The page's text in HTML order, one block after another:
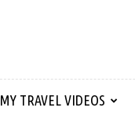
MY TRAVEL VIDEOS